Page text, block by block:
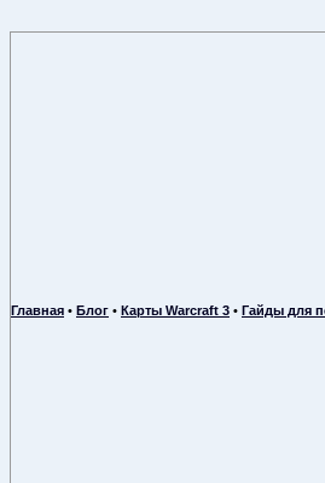
Главная • Блог • Карты Warcraft 3 • Гайды для